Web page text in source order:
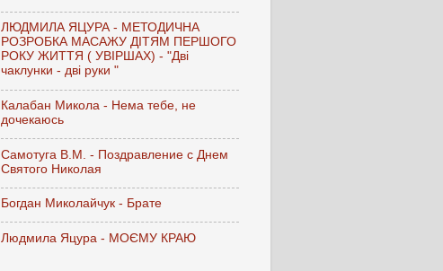
ЛЮДМИЛА ЯЦУРА - МЕТОДИЧНА
РОЗРОБКА МАСАЖУ ДІТЯМ ПЕРШОГО
РОКУ ЖИТТЯ ( УВІРШАХ) - "Дві
чаклунки - дві руки "
Калабан Микола - Нема тебе, не
дочекаюсь
Самотуга В.М. - Поздравление с Днем
Святого Николая
Богдан Миколайчук - Брате
Людмила Яцура - МОЄМУ КРАЮ